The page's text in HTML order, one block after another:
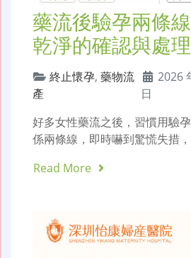
藥流後驗孕兩條
乾淨的確認與處
終止懷孕, 藥物流
產
2026
日
好多女性藥流之後，習慣用驗
係兩條線，即時嚇到驚慌失措
Read More